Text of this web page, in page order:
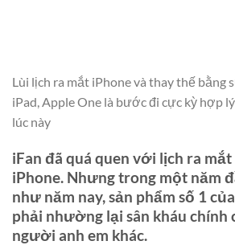
Lùi lịch ra mắt iPhone và thay thế bằng
iPad, Apple One là bước đi cực kỳ hợp
lúc này
iFan đã quá quen với lịch ra mắt
iPhone. Nhưng trong một năm
như năm nay, sản phẩm số 1
phải nhường lại sân kháu chính
người anh em khác.